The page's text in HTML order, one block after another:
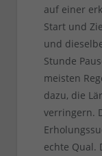
auf einer
Start und
und
Stunde
meisten
dazu, die
verringern.
echte Qual.